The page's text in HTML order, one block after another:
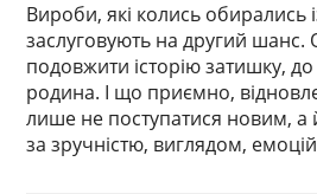
Вироби, які колись обирались
заслуговують на другий шанс.
подовжити історію затишку, до
родина. І що приємно,
лише не поступатися новим, а
за зручністю, виглядом,